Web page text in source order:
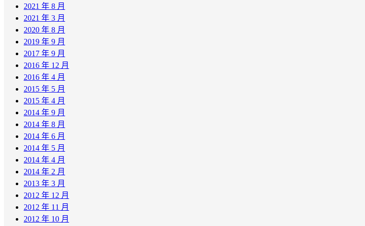
2021 年 8 月
2021 年 3 月
2020 年 8 月
2019 年 9 月
2017 年 9 月
2016 年 12 月
2016 年 4 月
2015 年 5 月
2015 年 4 月
2014 年 9 月
2014 年 8 月
2014 年 6 月
2014 年 5 月
2014 年 4 月
2014 年 2 月
2013 年 3 月
2012 年 12 月
2012 年 11 月
2012 年 10 月